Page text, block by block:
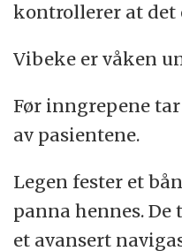
kontrollerer at det
Vibeke er våken
Før inngrepene
av pasientene.
Legen fester et
panna hennes. De
et avansert